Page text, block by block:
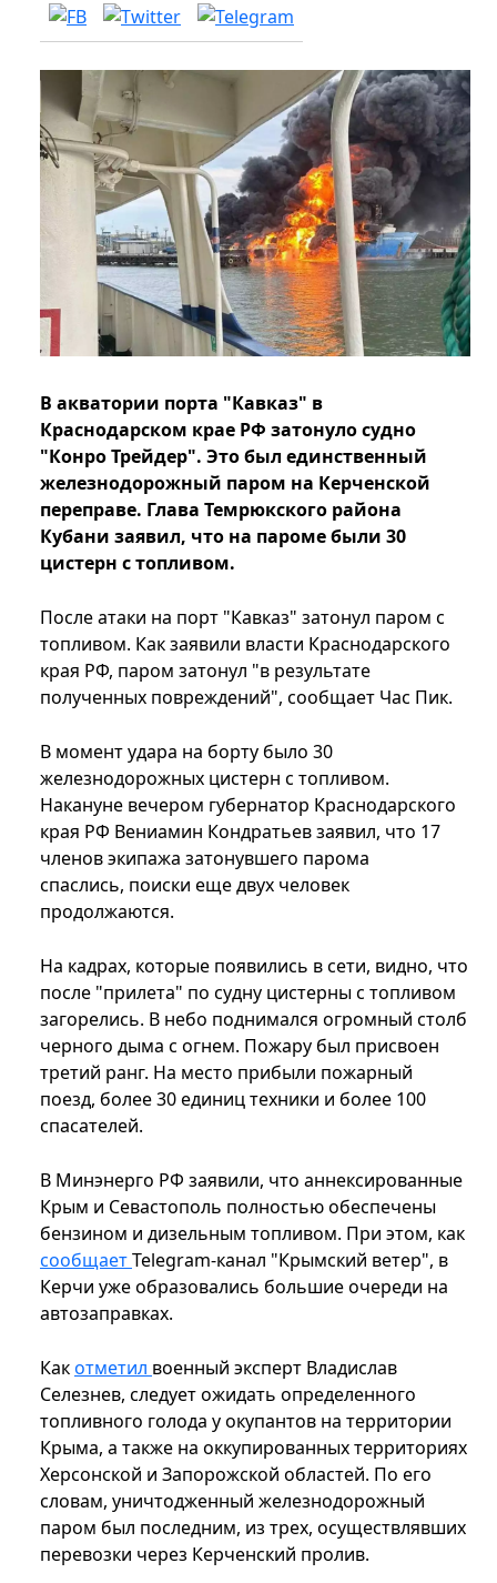
В акватории порта "Кавказ" в
Краснодарском крае РФ затонуло судно
"Конро Трейдер". Это был единственный
железнодорожный паром на Керченской
переправе. Глава Темрюкского района
Кубани заявил, что на пароме были 30
цистерн с топливом.
После атаки на порт "Кавказ" затонул паром с
топливом. Как заявили власти Краснодарского
края РФ, паром затонул "в результате
полученных повреждений", сообщает Час Пик.
В момент удара на борту было 30
железнодорожных цистерн с топливом.
Накануне вечером губернатор Краснодарского
края РФ Вениамин Кондратьев заявил, что 17
членов экипажа затонувшего парома
спаслись, поиски еще двух человек
продолжаются.
На кадрах, которые появились в сети, видно, что
после "прилета" по судну цистерны с топливом
загорелись. В небо поднимался огромный столб
черного дыма с огнем. Пожару был присвоен
третий ранг. На место прибыли пожарный
поезд, более 30 единиц техники и более 100
спасателей.
В Минэнерго РФ заявили, что аннексированные
Крым и Севастополь полностью обеспечены
бензином и дизельным топливом. При этом, как
сообщаетTelegram-канал "Крымский ветер", в
Керчи уже образовались большие очереди на
автозаправках.
Какотметил военный эксперт Владислав
Селезнев, следует ожидать определенного
топливного голода у окупантов на территории
Крыма, а также на оккупированных территориях
Херсонской и Запорожской областей. По его
словам, уничтодженный железнодорожный
паром был последним, из трех, осуществлявших
перевозки через Керченский пролив.